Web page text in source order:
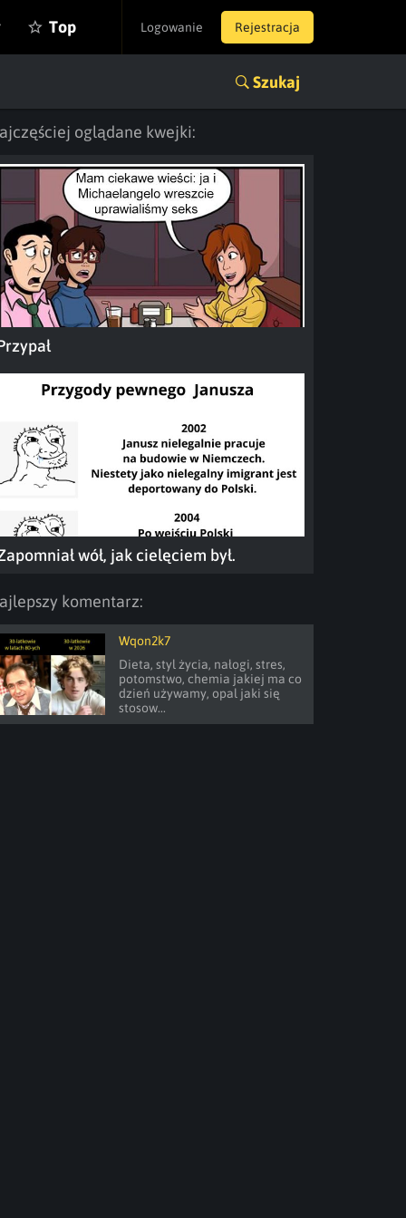
Logowanie Rejestracja
Top
Szukaj
oglądane kwejki:
wół, jak cielęciem był.
komentarz:
Wqon2k7
Dieta, styl życia, nałogi, stres,
potomstwo, chemia jakiej ma co
dzień używamy, opal jaki się
stosow...